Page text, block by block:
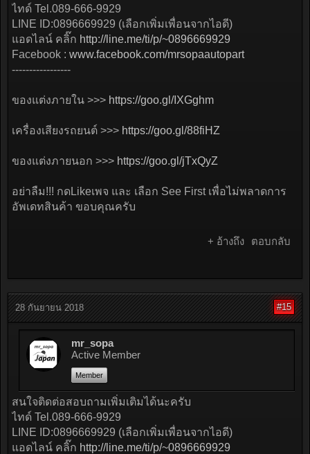
ไทด์ Tel.089-666-9929
LINE ID:0896669929 (เลือกเพิ่มเพื่อนจากไอดี)
แอดไลน์ คลิ๊ก http://line.me/ti/p/~0896669929
Facebook : www.facebook.com/mrsopaautopart
-----------------
ของแต่งภายใน >>> https://goo.gl/IXGghm
เครื่องเสียงรถยนต์ >>> https://goo.gl/88fiHZ
ของแต่งภายนอก >>> https://goo.gl/jTxQyZ
อย่าลืม!!! กดLikeเพจ และ เลือก See First เพื่อไม่พลาดการ
อัพเดทสินค้า ขอบคุณครับ
+ อ้างถึง ตอบกลับ
28 กันยายน 2018 #15
mr_sopa
Active Member
Member
สนใจติดต่อสอบถามเพิ่มเติมได้นะครับ
ไทด์ Tel.089-666-9929
LINE ID:0896669929 (เลือกเพิ่มเพื่อนจากไอดี)
แอดไลน์ คลิ๊ก http://line.me/ti/p/~0896669929